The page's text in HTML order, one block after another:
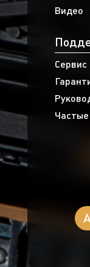
Видео
Сервис